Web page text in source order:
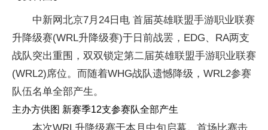
中新网北京7月24日电 首届英雄联盟手游职业联赛
升降级赛(WRL升降级赛)于日前战罢，EDG、RA两支
战队突出重围，双双锁定第二届英雄联盟手游职业联赛
(WRL2)席位。而随着WHG战队遗憾降级，WRL2参赛
队伍名单全部产生。
主办方供图 新赛季12支参赛队全部产生
本次WRL升降级赛于本月中旬启幕。首场比赛击